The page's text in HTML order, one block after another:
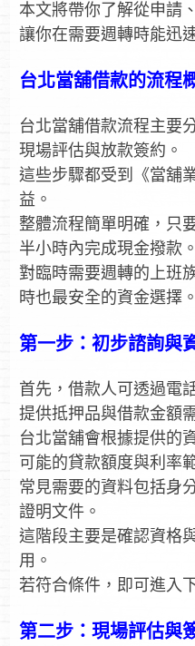
本文將帶你了解從申請
讓你在需要週轉時能迅
台北當舖借款的流程
台北當舖借款流程主要
現場評估與放款簽約。
這些步驟都受到《當舖
益。
整體流程簡單明確，只
半小時內完成現金撥款。
對臨時需要週轉的上班
時也最安全的資金選擇。
第一步：初步諮詢與
首先，借款人可透過電
提供抵押品與借款金額
台北當舖會根據提供的
可能的貸款額度與利率
常見需要的資料包括身
證明文件。
這階段主要是確認資格
用。
若符合條件，即可進入
第二步：現場評估與